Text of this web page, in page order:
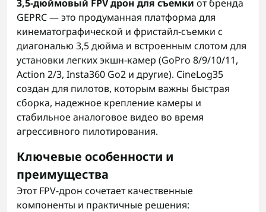
3,5-дюймовый FPV дрон для съемки от бренда
GEPRC — это продуманная платформа для
кинематографической и фристайл-съемки с
диагональю 3,5 дюйма и встроенным слотом для
установки легких экшн-камер (GoPro 8/9/10/11,
Action 2/3, Insta360 Go2 и другие). CineLog35
создан для пилотов, которым важны быстрая
сборка, надежное крепление камеры и
стабильное аналоговое видео во время
агрессивного пилотирования.
Ключевые особенности и
преимущества
Этот FPV-дрон сочетает качественные
компоненты и практичные решения: